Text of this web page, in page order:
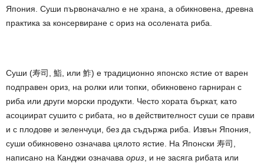
Япония. Суши първоначално е не храна, а обикновена, древна
практика за консервиране с ориз на осолената риба.
Суши (寿司, 鮨, или 鮓) е традиционно японско ястие от варен
подправен ориз, на ролки или топки, обикновено гарниран с
риба или други морски продукти. Често хората бъркат, като
асоциират сушито с рибата, но в действителност суши се прави
и с плодове и зеленчуци, без да съдържа риба. Извън Япония,
суши обикновено означава цялото ястие. На Японски 寿司,
написано на Канджи означава ориз , и не засяга рибата или